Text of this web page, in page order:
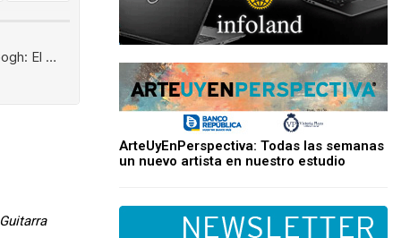
Guitarra
ArteUyEnPerspectiva: Todas las semanas
un nuevo artista en nuestro estudio